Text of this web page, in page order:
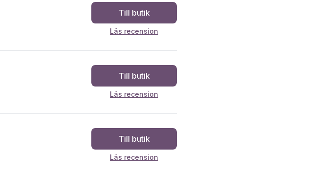
Till butik
Läs recension
Till butik
Läs recension
Till butik
Läs recension